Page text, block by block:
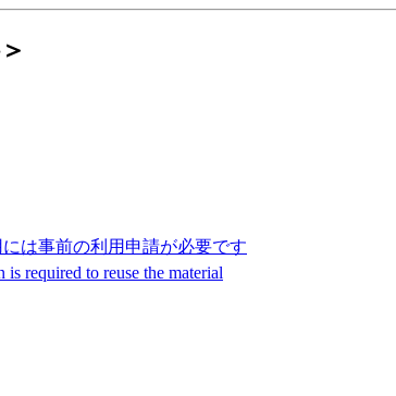
は事前の利用申請が必要です
is required to reuse the material